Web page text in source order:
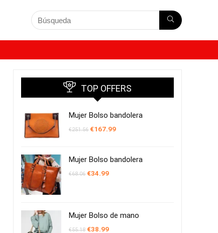
TOP OFFERS
Mujer Bolso bandolera
€251.56 El
€251.56.
€167.99El
€167.99.
Mujer Bolso bandolera
€68.06 El
€34.99El
Mujer Bolso de mano
€55.18 El
€38.99El